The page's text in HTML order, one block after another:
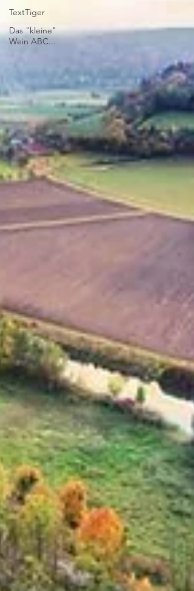
TextTiger
Das "kleine"
Wein ABC...